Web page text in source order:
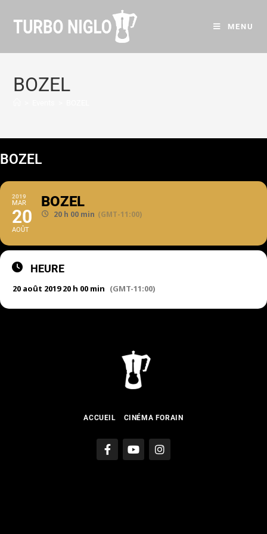
MENU
BOZEL
BOZEL
2019
MAR
20
AOÛT
BOZEL
20 h 00 min (GMT-11:00)
HEURE
20 août 2019 20 h 00 min (GMT-11:00)
ACCUEIL CINÉMA FORAIN